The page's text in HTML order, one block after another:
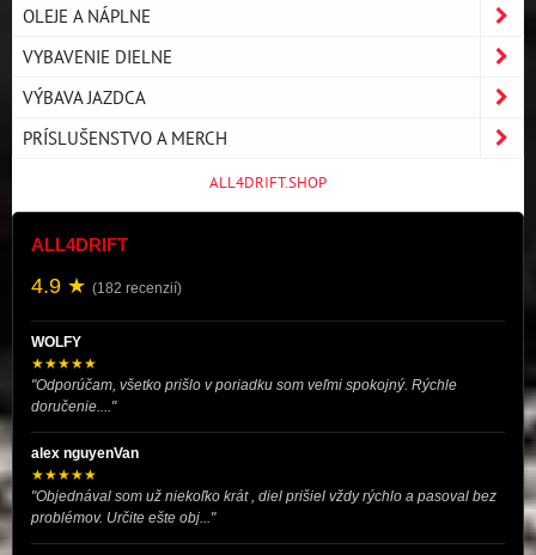
OLEJE A NÁPLNE
VYBAVENIE DIELNE
VÝBAVA JAZDCA
PRÍSLUŠENSTVO A MERCH
ALL4DRIFT.SHOP
ALL4DRIFT
4.9 ★ (182 recenzií)
WOLFY
★★★★★
"Odporúčam, všetko prišlo v poriadku som veľmi spokojný. Rýchle
doručenie...."
alex nguyenVan
★★★★★
"Objednával som už niekoľko krát , diel prišiel vždy rýchlo a pasoval bez
problémov. Určite ešte obj..."